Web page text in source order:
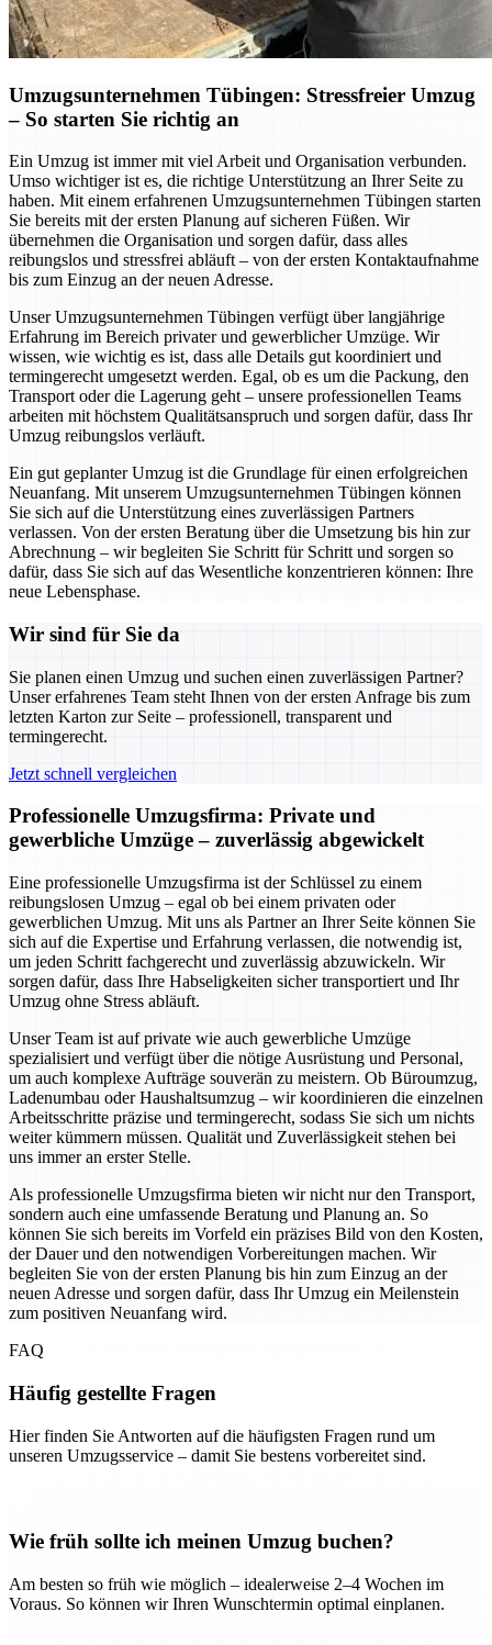
Umzugsunternehmen Tübingen: Stressfreier Umzug
– So starten Sie richtig an
Ein Umzug ist immer mit viel Arbeit und Organisation verbunden.
Umso wichtiger ist es, die richtige Unterstützung an Ihrer Seite zu
haben. Mit einem erfahrenen Umzugsunternehmen Tübingen starten
Sie bereits mit der ersten Planung auf sicheren Füßen. Wir
übernehmen die Organisation und sorgen dafür, dass alles
reibungslos und stressfrei abläuft – von der ersten Kontaktaufnahme
bis zum Einzug an der neuen Adresse.
Unser Umzugsunternehmen Tübingen verfügt über langjährige
Erfahrung im Bereich privater und gewerblicher Umzüge. Wir
wissen, wie wichtig es ist, dass alle Details gut koordiniert und
termingerecht umgesetzt werden. Egal, ob es um die Packung, den
Transport oder die Lagerung geht – unsere professionellen Teams
arbeiten mit höchstem Qualitätsanspruch und sorgen dafür, dass Ihr
Umzug reibungslos verläuft.
Ein gut geplanter Umzug ist die Grundlage für einen erfolgreichen
Neuanfang. Mit unserem Umzugsunternehmen Tübingen können
Sie sich auf die Unterstützung eines zuverlässigen Partners
verlassen. Von der ersten Beratung über die Umsetzung bis hin zur
Abrechnung – wir begleiten Sie Schritt für Schritt und sorgen so
dafür, dass Sie sich auf das Wesentliche konzentrieren können: Ihre
neue Lebensphase.
Wir sind für Sie da
Sie planen einen Umzug und suchen einen zuverlässigen Partner?
Unser erfahrenes Team steht Ihnen von der ersten Anfrage bis zum
letzten Karton zur Seite – professionell, transparent und
termingerecht.
Jetzt schnell vergleichen
Professionelle Umzugsfirma: Private und
gewerbliche Umzüge – zuverlässig abgewickelt
Eine professionelle Umzugsfirma ist der Schlüssel zu einem
reibungslosen Umzug – egal ob bei einem privaten oder
gewerblichen Umzug. Mit uns als Partner an Ihrer Seite können Sie
sich auf die Expertise und Erfahrung verlassen, die notwendig ist,
um jeden Schritt fachgerecht und zuverlässig abzuwickeln. Wir
sorgen dafür, dass Ihre Habseligkeiten sicher transportiert und Ihr
Umzug ohne Stress abläuft.
Unser Team ist auf private wie auch gewerbliche Umzüge
spezialisiert und verfügt über die nötige Ausrüstung und Personal,
um auch komplexe Aufträge souverän zu meistern. Ob Büroumzug,
Ladenumbau oder Haushaltsumzug – wir koordinieren die einzelnen
Arbeitsschritte präzise und termingerecht, sodass Sie sich um nichts
weiter kümmern müssen. Qualität und Zuverlässigkeit stehen bei
uns immer an erster Stelle.
Als professionelle Umzugsfirma bieten wir nicht nur den Transport,
sondern auch eine umfassende Beratung und Planung an. So
können Sie sich bereits im Vorfeld ein präzises Bild von den Kosten,
der Dauer und den notwendigen Vorbereitungen machen. Wir
begleiten Sie von der ersten Planung bis hin zum Einzug an der
neuen Adresse und sorgen dafür, dass Ihr Umzug ein Meilenstein
zum positiven Neuanfang wird.
FAQ
Häufig gestellte Fragen
Hier finden Sie Antworten auf die häufigsten Fragen rund um
unseren Umzugsservice – damit Sie bestens vorbereitet sind.
Wie früh sollte ich meinen Umzug buchen?
Am besten so früh wie möglich – idealerweise 2–4 Wochen im
Voraus. So können wir Ihren Wunschtermin optimal einplanen.